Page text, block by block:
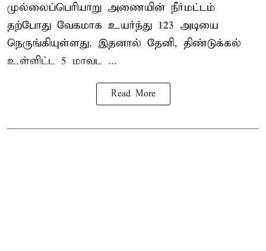
முல்லைப்பெரியாறு அணையின் நீர்மட்டம்
தற்போது வேகமாக உயர்ந்து 123 அடியை
நெருங்கியுள்ளது. இதனால் தேனி, திண்டுக்கல்
உள்ளிட்ட 5 மாவட ...
Read More